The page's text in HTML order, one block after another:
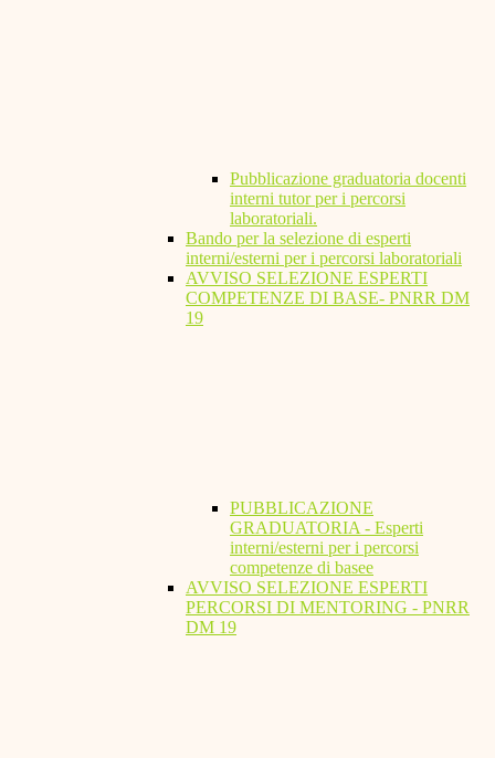
Pubblicazione graduatoria docenti
interni tutor per i percorsi
laboratoriali.
Bando per la selezione di esperti
interni/esterni per i percorsi laboratoriali
AVVISO SELEZIONE ESPERTI
COMPETENZE DI BASE- PNRR DM
19
PUBBLICAZIONE
GRADUATORIA - Esperti
interni/esterni per i percorsi
competenze di basee
AVVISO SELEZIONE ESPERTI
PERCORSI DI MENTORING - PNRR
DM 19